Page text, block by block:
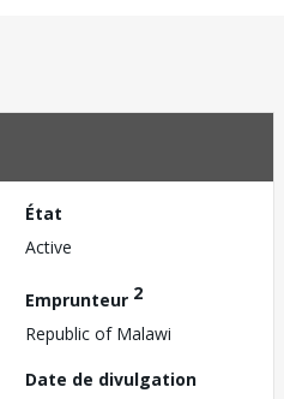
État
Active
Emprunteur 2
Republic of Malawi
Date de divulgation